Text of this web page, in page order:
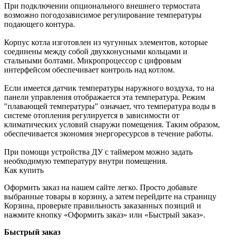
При подключении опционального внешнего термостата
возможно погодозависимое регулирование температуры
подающего контура.
Корпус котла изготовлен из чугунных элементов, которые
соединены между собой двухконусными кольцами и
стальными болтами. Микропроцессор с цифровым
интерфейсом обеспечивает контроль над котлом.
Если имеется датчик температуры наружного воздуха, то на
панели управления отображается эта температура. Режим
"плавающей температуры" означает, что температура воды в
системе отопления регулируется в зависимости от
климатических условий снаружи помещения. Таким образом,
обеспечивается экономия энергоресурсов в течение работы.
При помощи устройства ДУ с таймером можно задать
необходимую температуру внутри помещения.
Как купить
Оформить заказ на нашем сайте легко. Просто добавьте
выбранные товары в корзину, а затем перейдите на страницу
Корзина, проверьте правильность заказанных позиций и
нажмите кнопку «Оформить заказ» или «Быстрый заказ».
Быстрый заказ